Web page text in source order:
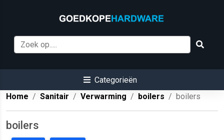
Categorieën
Home
Sanitair Verwarming boilers boilers
boilers